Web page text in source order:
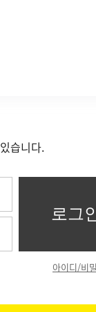
습니다.
아이디/비